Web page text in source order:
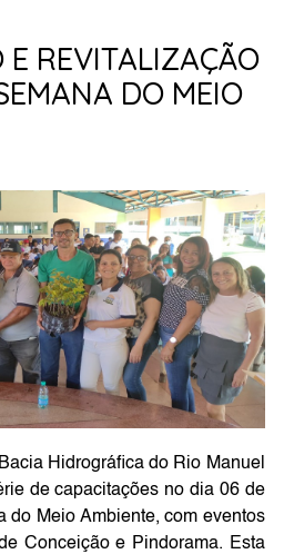
E REVITALIZAÇÃO
DO MEIO
Hidrográfica do Rio Manuel
de capacitações no dia 06 de
do Meio Ambiente, com eventos
Conceição e Pindorama. Esta